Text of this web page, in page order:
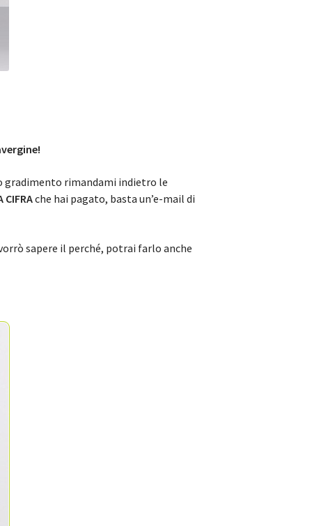
gradimento rimandami indietro le
CIFRAche hai pagato, basta un’e-mail di
sapere il perché, potrai farlo anche